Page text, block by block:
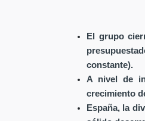
El grupo
constante).
A nivel de
crecimiento
España, la